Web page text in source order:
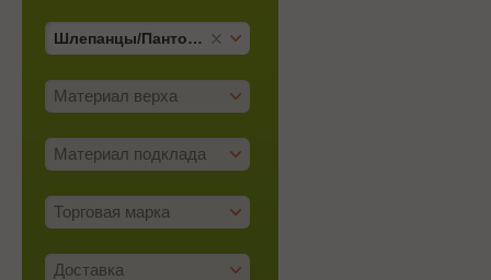
Шлепанцы/­Пантолеты
Материал верха
Материал подклада
Торговая марка
Доставка